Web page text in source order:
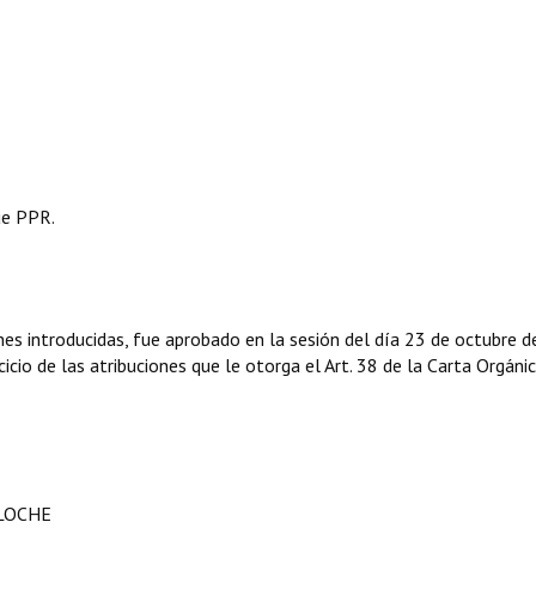
PPR.
introducidas, fue aprobado en la sesión del día 23 de octubre
de las atribuciones que le otorga el Art. 38 de la Carta